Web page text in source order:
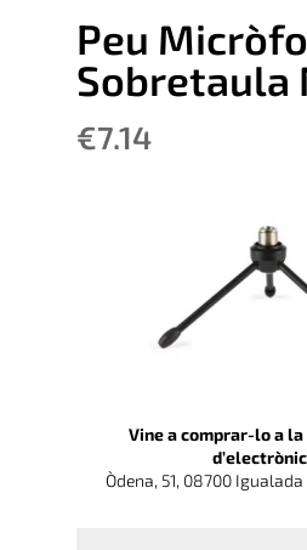
Peu
Sobretaula
€7.14
Vine a comprar-lo a
Òdena, 51, 08700